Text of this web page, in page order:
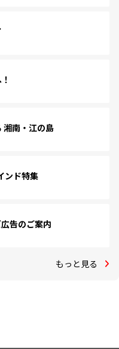
湘南・江の島
ンド特集
告のご案内
もっと見る